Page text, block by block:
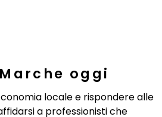
oggi
locale e rispondere alle
a professionisti che